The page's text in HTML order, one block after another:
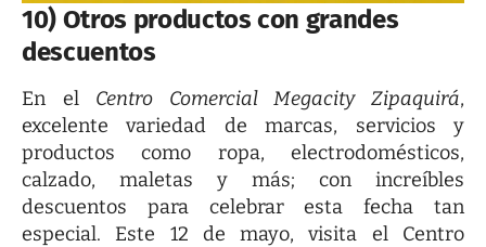
10) Otros productos con grandes
descuentos
En el Centro Comercial Megacity Zipaquirá,
excelente variedad de marcas, servicios y
productos como ropa, electrodomésticos,
calzado, maletas y más; con increíbles
descuentos para celebrar esta fecha tan
especial. Este 12 de mayo, visita el Centro